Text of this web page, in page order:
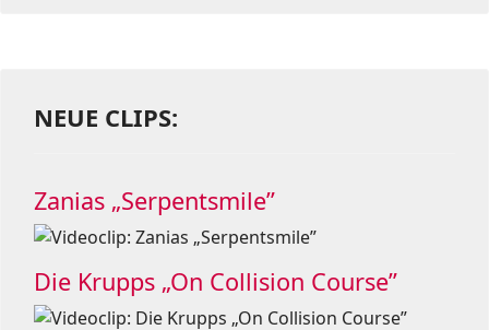
NEUE CLIPS:
Zanias „Serpentsmile”
Die Krupps „On Collision Course”